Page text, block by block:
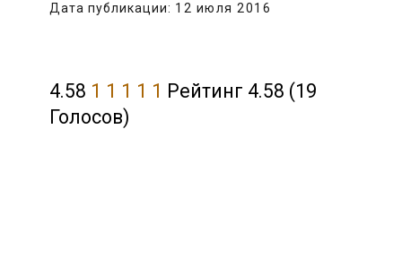
Дата публикации: 12 июля 2016
4.58 1 1 1 1 1 Рейтинг 4.58 (19
Голосов)